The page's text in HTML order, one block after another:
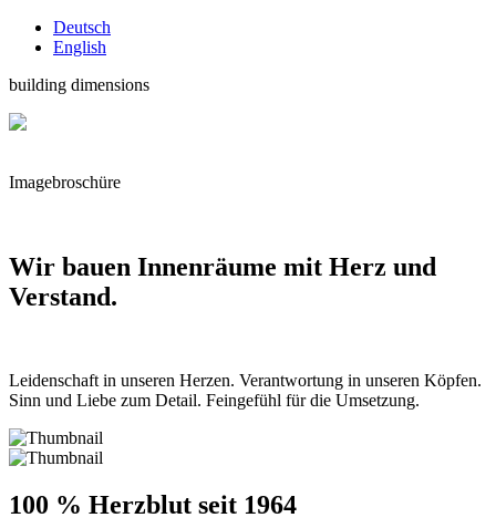
Deutsch
English
building dimensions
Imagebroschüre
Wir bauen Innenräume mit Herz und
Verstand.
Leidenschaft in unseren Herzen. Verantwortung in unseren Köpfen.
Sinn und Liebe zum Detail. Feingefühl für die Umsetzung.
100 % Herzblut seit 1964